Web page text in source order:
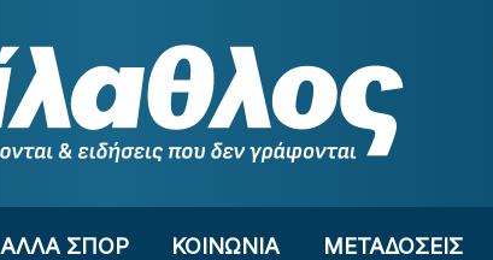
ΑΛΛΑ ΣΠΟΡ ΚΟΙΝΩΝΙΑ ΜΕΤΑΔΟΣΕΙΣ